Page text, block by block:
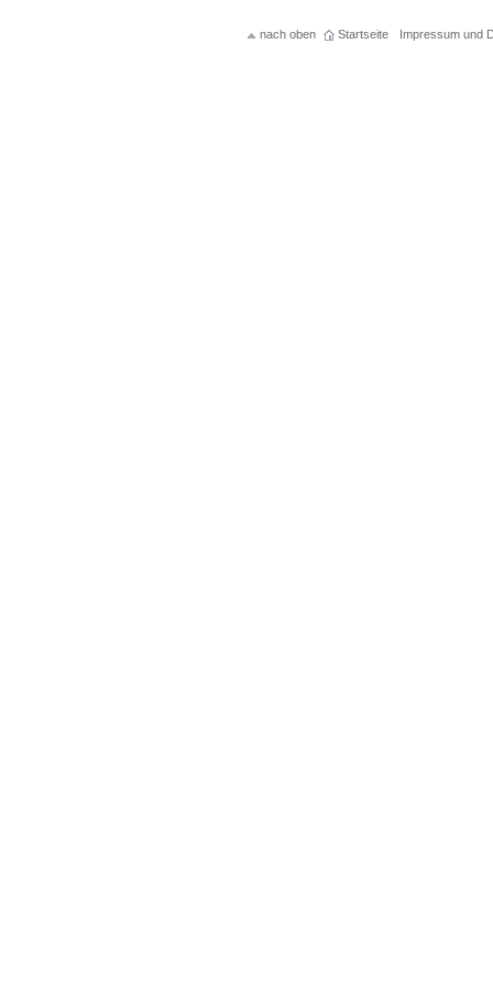
nach oben Startseite Impressum und